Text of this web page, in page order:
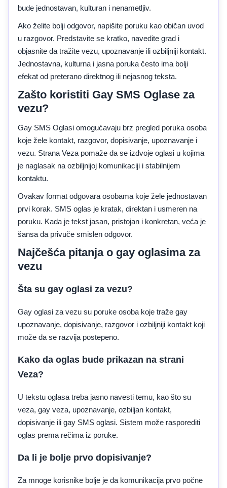
bude jednostavan, kulturan i nenametljiv.
Ako želite bolji odgovor, napišite poruku kao običan uvod
u razgovor. Predstavite se kratko, navedite grad i
objasnite da tražite vezu, upoznavanje ili ozbiljniji kontakt.
Jednostavna, kulturna i jasna poruka često ima bolji
efekat od preterano direktnog ili nejasnog teksta.
Zašto koristiti Gay SMS Oglase za
vezu?
Gay SMS Oglasi omogućavaju brz pregled poruka osoba
koje žele kontakt, razgovor, dopisivanje, upoznavanje i
vezu. Strana Veza pomaže da se izdvoje oglasi u kojima
je naglasak na ozbiljnijoj komunikaciji i stabilnijem
kontaktu.
Ovakav format odgovara osobama koje žele jednostavan
prvi korak. SMS oglas je kratak, direktan i usmeren na
poruku. Kada je tekst jasan, pristojan i konkretan, veća je
šansa da privuče smislen odgovor.
Najčešća pitanja o gay oglasima za
vezu
Šta su gay oglasi za vezu?
Gay oglasi za vezu su poruke osoba koje traže gay
upoznavanje, dopisivanje, razgovor i ozbiljniji kontakt koji
može da se razvija postepeno.
Kako da oglas bude prikazan na strani
Veza?
U tekstu oglasa treba jasno navesti temu, kao što su
veza, gay veza, upoznavanje, ozbiljan kontakt,
dopisivanje ili gay SMS oglasi. Sistem može rasporediti
oglas prema rečima iz poruke.
Da li je bolje prvo dopisivanje?
Za mnoge korisnike bolje je da komunikacija prvo počne